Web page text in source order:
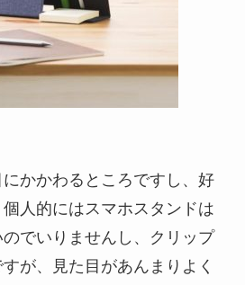
かかわるところですし、好
人的にはスマホスタンドは
でいりませんし、クリップ
が、見た目があんまりよく